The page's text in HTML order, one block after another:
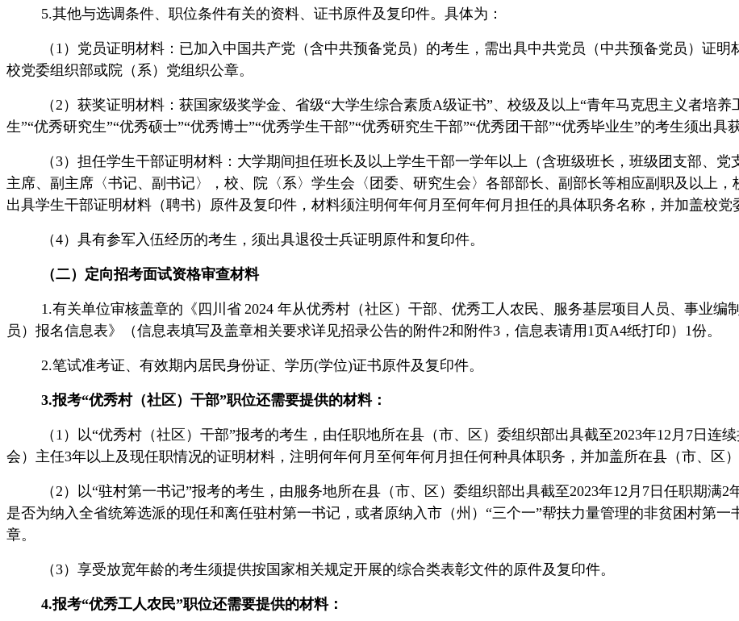
5.其他与选调条件、职位条件有关的资料、证书原件及复印件。具体为：
（ 1）党员证明材料：已加入中国共产党（含中共预备党员）的考生，需出具中共党员（中共预备党员）证
校党委组织部或院（系）党组织公章。
（2）获奖证明材料：获国家级奖学金、省级“大学生综合素质A级证书”、校级及以上“青年马克思主义者培
生”“优秀研究生”“优秀硕士”“优秀博士”“优秀学生干部”“优秀研究生干部”“优秀团干部”“优秀毕业生”的考生须出具
（3）担任学生干部证明材料：大学期间担任班长及以上学生干部一学年以上（含班级班长，班级团支部、党
主席、副主席〈书记、副书记〉，校、院〈系〉学生会〈团委、研究生会〉各部部长、副部长等相应副职及以上
出具学生干部证明材料（聘书）原件及复印件，材料须注明何年何月至何年何月担任的具体职务名称，并加盖校党
（4）具有参军入伍经历的考生，须出具退役士兵证明原件和复印件。
（二）定向招考面试资格审查材料
1.有关单位审核盖章的《四川省 2024 年从优秀村（社区）干部、优秀工人农民、服务基层项目人员、事业编
员）报名信息表》（信息表填写及盖章相关要求详见招录公告的附件2和附件3，信息表请用1页A4纸打印）1份。
2.笔试准考证、有效期内居民身份证、学历(学位)证书原件及复印件。
3.报考“优秀村（社区）干部”职位还需要提供的材料：
（1 ）以“优秀村（社区）干部”报考的考生，由任职地所在县（市、区）委组织部出具截至2023年12月7日连
会）主任3年以上及现任职情况的证明材料，注明何年何月至何年何月担任何种具体职务，并加盖所在县（市、区）
（2 ）以“驻村第一书记”报考的考生，由服务地所在县（市、区）委组织部出具截至2023年12月7日任职期满
是否为纳入全省统筹选派的现任和离任驻村第一书记，或者原纳入市（州）“三个一”帮扶力量管理的非贫困村第
章。
（3）享受放宽年龄的考生须提供按国家相关规定开展的综合类表彰文件的原件及复印件。
4.报考“优秀工人农民”职位还需要提供的材料：